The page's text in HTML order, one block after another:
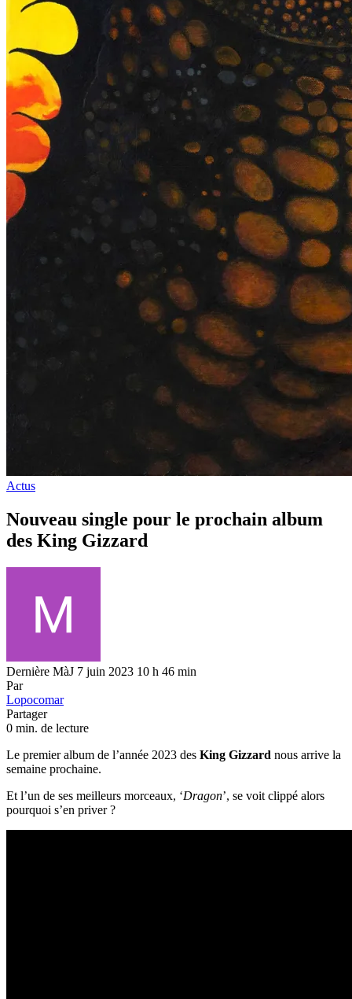
Actus
Nouveau single pour le prochain album
des King Gizzard
Dernière MàJ 7 juin 2023 10 h 46 min
Par
Lopocomar
Partager
0 min. de lecture
Le premier album de l’année 2023 des King Gizzard nous arrive la
semaine prochaine.
Et l’un de ses meilleurs morceaux, ‘Dragon’, se voit clippé alors
pourquoi s’en priver ?